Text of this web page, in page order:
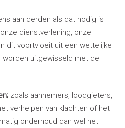
aan derden als dat nodig is
dienstverlening, onze
dit voortvloeit uit een wettelijke
worden uitgewisseld met de
zoals aannemers, loodgieters,
verhelpen van klachten of het
onderhoud dan wel het